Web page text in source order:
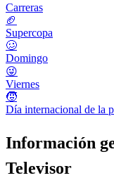
Carreras
🏈
Supercopa
🥴
Domingo
😜
Viernes
🧒
Día internacional de la
Información
Televisor